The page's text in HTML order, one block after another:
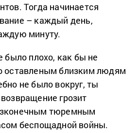
Тогда начинается
– каждый день,
минуту.
было плохо, как бы не
оставленым близким людям
не было вокруг, ты
грозит
тюремным
беспощадной войны.